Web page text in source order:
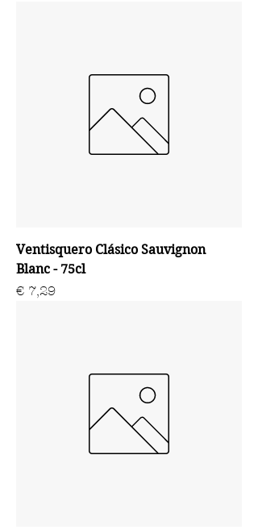
Ventisquero Clásico Sauvignon
Blanc - 75cl
Prijs
€ 7,29